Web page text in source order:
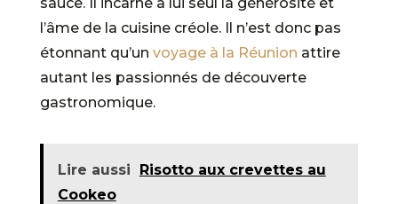
l’âme de la cuisine créole. Il n’est donc pas
étonnant qu’un voyage à la Réunion attire
autant les passionnés de découverte
gastronomique.
Lire aussi
Risotto aux crevettes au
Cookeo